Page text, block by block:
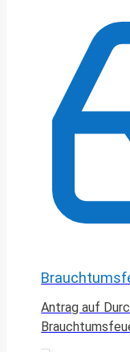
Antrag auf